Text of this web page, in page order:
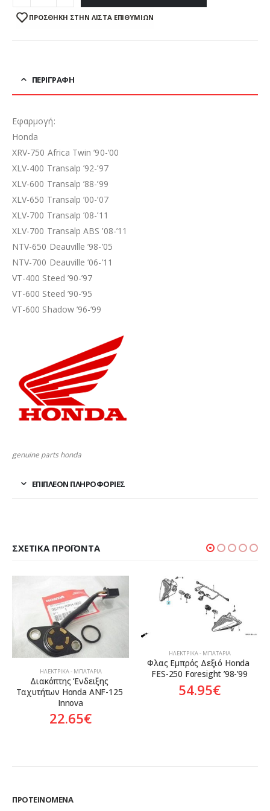
ΠΡΌΣΘΉΚΗ ΣΤΗΝ ΛΊΣΤΑ ΕΠΙΘΥΜΙΏΝ
ΠΕΡΙΓΡΑΦΉ
Εφαρμογή:
Honda
XRV-750 Africa Twin ’90-’00
XLV-400 Transalp ’92-’97
XLV-600 Transalp ’88-’99
XLV-650 Transalp ’00-’07
XLV-700 Transalp ’08-’11
XLV-700 Transalp ABS ’08-’11
NTV-650 Deauville ’98-’05
NTV-700 Deauville ’06-’11
VT-400 Steed ’90-’97
VT-600 Steed ’90-’95
VT-600 Shadow ’96-’99
genuine parts honda
ΕΠΙΠΛΈΟΝ ΠΛΗΡΟΦΟΡΊΕΣ
ΣΧΕΤΙΚΆ ΠΡΟΪΌΝΤΑ
ΗΛΕΚΤΡΙΚΆ - ΜΠΑΤΑΡΊΑ
Διακόπτης ‘Ενδειξης
Ταχυτήτων Honda ANF-125
Innova
22.65€
ΗΛΕΚΤΡΙΚΆ - ΜΠΑΤΑΡΊΑ
Φλας Εμπρός Δεξιό Honda
FES-250 Foresight ’98-’99
54.95€
ΠΡΟΤΕΙΝΌΜΕΝΑ